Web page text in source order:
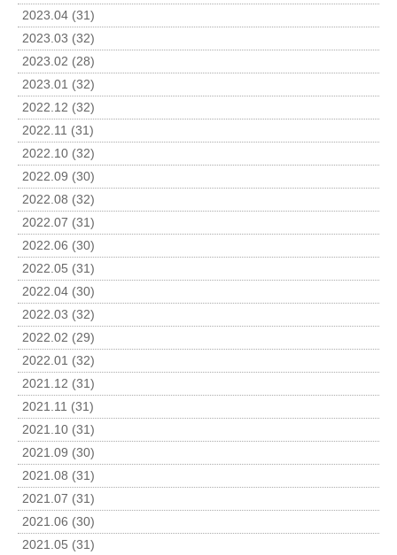
2023.04 (31)
2023.03 (32)
2023.02 (28)
2023.01 (32)
2022.12 (32)
2022.11 (31)
2022.10 (32)
2022.09 (30)
2022.08 (32)
2022.07 (31)
2022.06 (30)
2022.05 (31)
2022.04 (30)
2022.03 (32)
2022.02 (29)
2022.01 (32)
2021.12 (31)
2021.11 (31)
2021.10 (31)
2021.09 (30)
2021.08 (31)
2021.07 (31)
2021.06 (30)
2021.05 (31)